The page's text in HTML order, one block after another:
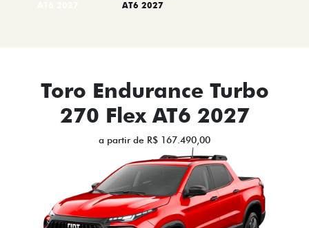
AT6 2027
Toro Endurance Turbo
270 Flex AT6 2027
a partir de R$ 167.490,00